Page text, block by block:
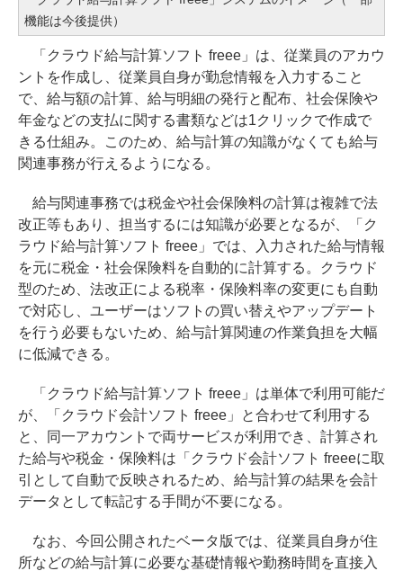
機能は今後提供）
「クラウド給与計算ソフト freee」は、従業員のアカウ
ントを作成し、従業員自身が勤怠情報を入力すること
で、給与額の計算、給与明細の発行と配布、社会保険や
年金などの支払に関する書類などは1クリックで作成で
きる仕組み。このため、給与計算の知識がなくても給与
関連事務が行えるようになる。
給与関連事務では税金や社会保険料の計算は複雑で法
改正等もあり、担当するには知識が必要となるが、「ク
ラウド給与計算ソフト freee」では、入力された給与情報
を元に税金・社会保険料を自動的に計算する。クラウド
型のため、法改正による税率・保険料率の変更にも自動
で対応し、ユーザーはソフトの買い替えやアップデート
を行う必要もないため、給与計算関連の作業負担を大幅
に低減できる。
「クラウド給与計算ソフト freee」は単体で利用可能だ
が、「クラウド会計ソフト freee」と合わせて利用する
と、同一アカウントで両サービスが利用でき、計算され
た給与や税金・保険料は「クラウド会計ソフト freeeに取
引として自動で反映されるため、給与計算の結果を会計
データとして転記する手間が不要になる。
なお、今回公開されたベータ版では、従業員自身が住
所などの給与計算に必要な基礎情報や勤務時間を直接入